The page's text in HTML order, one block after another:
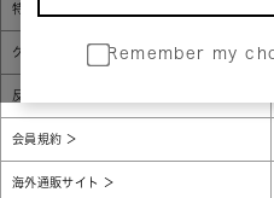
Remember my
特定商取引法に基づく表示
グローバルプライバシーポリシー
反社会的勢力に対する基本方針
会員規約
海外通販サイト